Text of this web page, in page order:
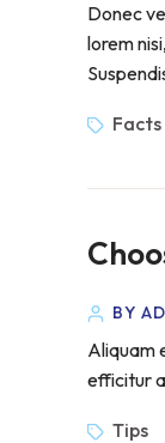
Donec
lorem
Facts
BY
Aliquam
efficitur
Tips